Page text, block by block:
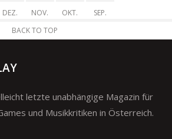
DEZ. NOV. OKT.
SEP.
BACK TO TOP
letzte unabhängige Magazin für
und Musikkritiken in Österreich.